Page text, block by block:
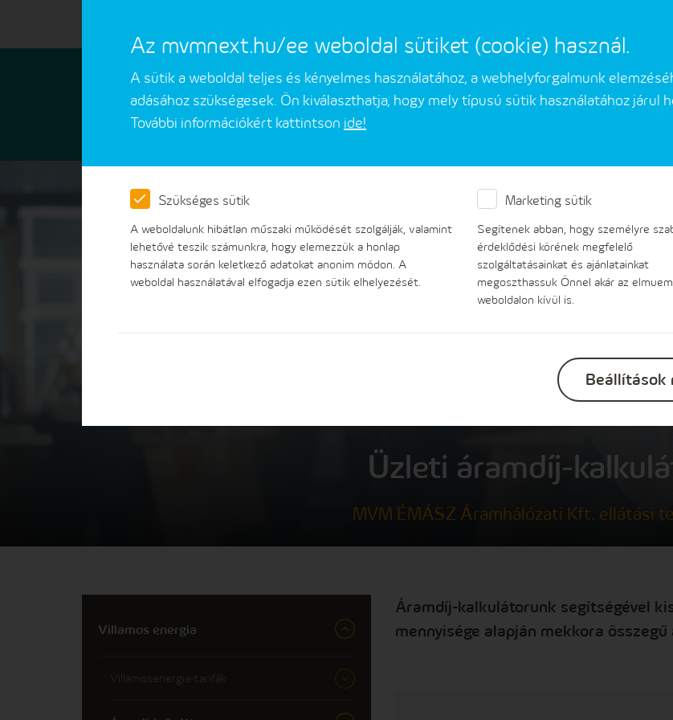
Szolgáltatások Ügyintézés
Üzleti áramdíj-
MVM ÉMÁSZ Áramhálózati Kft. ellátási
Villamos energia
Villamosenergia-tarifák
Áramdíj-kalkulátorunk segítségével
mennyisége alapján mekkora
Az mvmnext.hu/ee weboldal sütiket (cookie) használ.
A sütik a weboldal teljes és kényelmes használatához, a webhelyforgalmunk
adásához szükségesek. Ön kiválaszthatja, hogy mely típusú sütik használatához járul
További információkért kattintson ide!
Szükséges sütik
A weboldalunk hibátlan műszaki működését szolgálják, valamint
lehetővé teszik számunkra, hogy elemezzük a honlap
használata során keletkező adatokat anonim módon. A
weboldal használatával elfogadja ezen sütik elhelyezését.
Marketing sütik
Segítenek abban, hogy személyre
érdeklődési körének megfelelő
szolgáltatásainkat és ajánlatainkat
megoszthassuk Önnel akár az
weboldalon kívül is.
Beállítások